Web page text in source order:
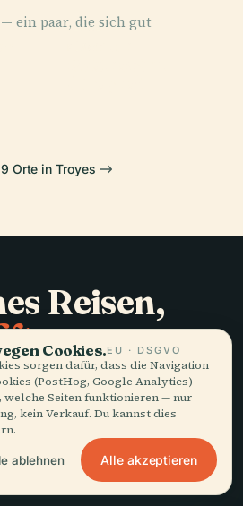
ein paar, die sich gut
PLACE
Orte in Troyes
Reisen,
LAUFENDEN
Cookies.EU · DSGVO
sorgen dafür, dass die Navigation
(PostHog, Google Analytics)
welche Seiten funktionieren — nur
kein Verkauf. Du kannst dies
ablehnen Alle akzeptieren